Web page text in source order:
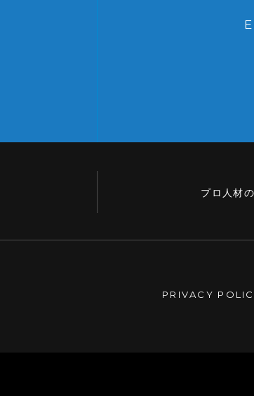
プロ人材
PRIVACY